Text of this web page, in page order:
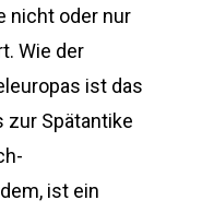
nicht oder nur
Wie der
ist das
zur Spätantike
ist ein